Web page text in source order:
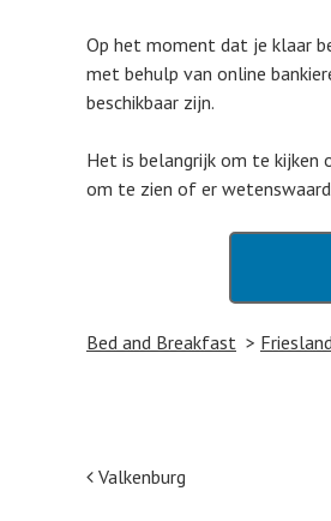
Op het moment dat je klaar
met behulp van online
beschikbaar zijn.
Het is belangrijk om te kijken
om te zien of er
Bed and Breakfast
Post navigation
Valkenburg